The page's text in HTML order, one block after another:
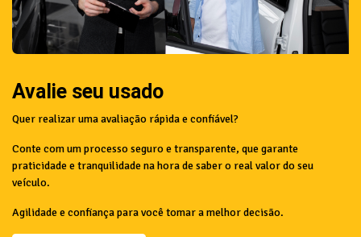
Avalie seu usado
Quer realizar uma avaliação rápida e confiável?
Conte com um processo seguro e transparente, que garante
praticidade e tranquilidade na hora de saber o real valor do seu
veículo.
Agilidade e confiança para você tomar a melhor decisão.